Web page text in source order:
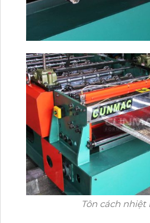
Tôn cách nhiệt